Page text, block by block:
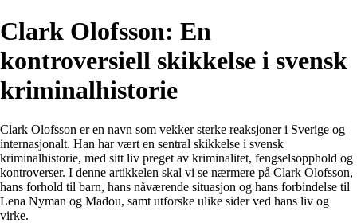
Clark Olofsson: En
kontroversiell skikkelse i svensk
kriminalhistorie
Clark Olofsson er en navn som vekker sterke reaksjoner i Sverige og
internasjonalt. Han har vært en sentral skikkelse i svensk
kriminalhistorie, med sitt liv preget av kriminalitet, fengselsopphold og
kontroverser. I denne artikkelen skal vi se nærmere på Clark Olofsson,
hans forhold til barn, hans nåværende situasjon og hans forbindelse til
Lena Nyman og Madou, samt utforske ulike sider ved hans liv og
virke.